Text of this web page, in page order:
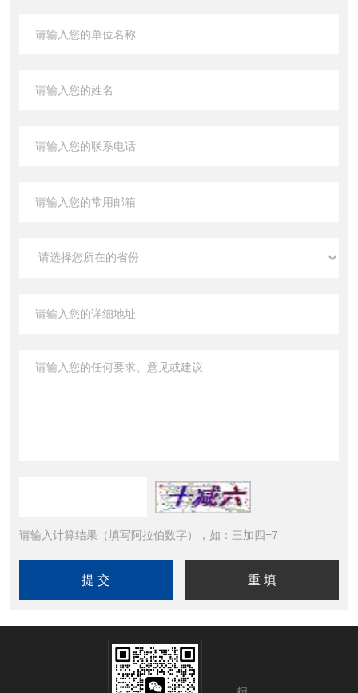
请输入计算结果（填写阿拉伯数字），如：三加四=7
扫码加微信